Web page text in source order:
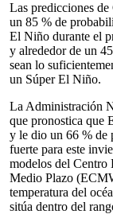
Las predicciones
un 85 % de
El Niño durante el
y alrededor de un
sean lo
un Súper El Niño.
La Administración
que pronostica que
y le dio un 66 % de
fuerte para este
modelos del Centro
Medio Plazo
temperatura del
sitúa dentro del